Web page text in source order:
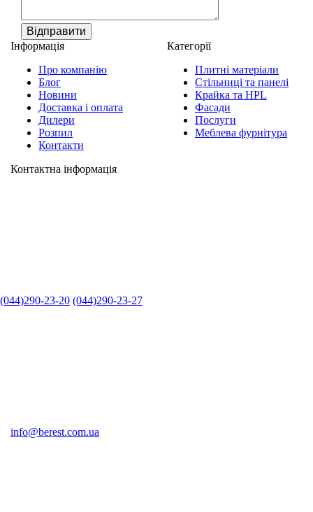
Відправити
Інформація
Про компанію
Блог
Новини
Доставка і оплата
Дилери
Розпил
Контакти
Категорії
Плитні матеріали
Стільниці та панелі
Крайка та HPL
Фасади
Послуги
Меблева фурнітура
Контактна інформація
(044)290-23-20 (044)290-23-27
info@berest.com.ua